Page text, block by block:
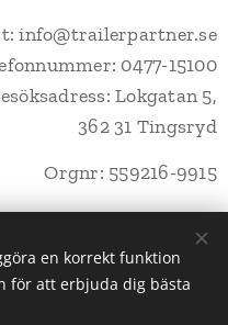
info@trailerpartner.se
0477-15100
Lokgatan 5,
362 31 Tingsryd
Orgnr: 559216-9915
AB Cookies
en korrekt funktion
för att erbjuda dig bästa